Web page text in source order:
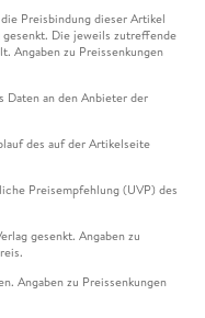
Preisbindung dieser Artikel
Die jeweils zutreffende
Angaben zu Preissenkungen
Daten an den Anbieter der
des auf der Artikelseite
Preisempfehlung (UVP) des
gesenkt. Angaben zu
Angaben zu Preissenkungen